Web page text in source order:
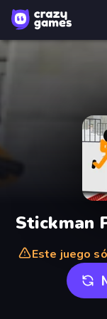
Stickman
Este juego